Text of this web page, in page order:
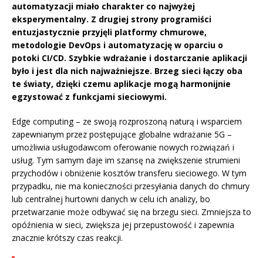
automatyzacji miało charakter co najwyżej
eksperymentalny. Z drugiej strony programiści
entuzjastycznie przyjęli platformy chmurowe,
metodologie DevOps i automatyzację w oparciu o
potoki CI/CD. Szybkie wdrażanie i dostarczanie aplikacji
było i jest dla nich najważniejsze. Brzeg sieci łączy oba
te światy, dzięki czemu aplikacje mogą harmonijnie
egzystować z funkcjami sieciowymi.
Edge computing – ze swoją rozproszoną naturą i wsparciem
zapewnianym przez postępujące globalne wdrażanie 5G –
umożliwia usługodawcom oferowanie nowych rozwiązań i
usług. Tym samym daje im szansę na zwiększenie strumieni
przychodów i obniżenie kosztów transferu sieciowego. W tym
przypadku, nie ma konieczności przesyłania danych do chmury
lub centralnej hurtowni danych w celu ich analizy, bo
przetwarzanie może odbywać się na brzegu sieci. Zmniejsza to
opóźnienia w sieci, zwiększa jej przepustowość i zapewnia
znacznie krótszy czas reakcji.